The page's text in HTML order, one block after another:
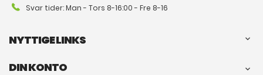
Svar tider: Man - Tors 8-16:00 - Fre 8-16
NYTTIGE LINKS 
DIN KONTO 